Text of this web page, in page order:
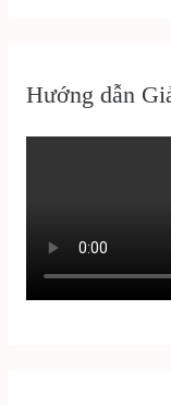
Hướng dẫn